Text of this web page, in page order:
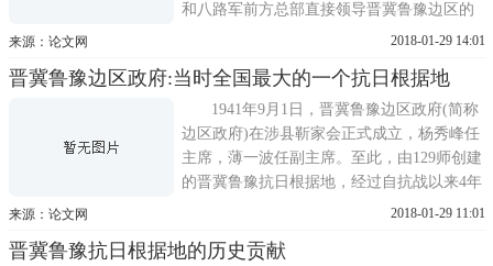
和八路军前方总部直接领导晋冀鲁豫边区的
太行、太岳、冀南、冀鲁豫四块根据地的敌
的邓小平，也从河北涉县赤岸村移居山西左
权县麻田镇，主持北方局和八路军前方总部
的日常工作。上任之初，摆在邓小...
来源：论文网 2018-01-29 14:01
晋冀鲁豫边区政府:当时全国最大的一个抗日根据地
1941年9月1日，晋冀鲁豫边区政府(简称
边区政府)在涉县靳家会正式成立，杨秀峰任
主席，薄一波任副主席。至此，由129师创建
的晋冀鲁豫抗日根据地，经过自抗战以来4年
多的艰苦斗争，终于有了自己的政府。它立
兼)、太岳、冀南、冀鲁豫4个行政区，下设4
来源：论文网 2018-01-29 11:01
晋冀鲁豫抗日根据地的历史贡献